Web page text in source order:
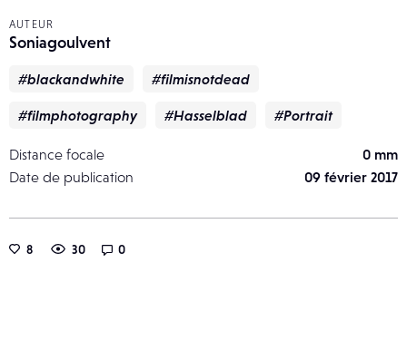
AUTEUR
Soniagoulvent
#blackandwhite #filmisnotdead
#filmphotography #Hasselblad #Portrait
Distance focale
0 mm
Date de publication
09 février 2017
8 30 0